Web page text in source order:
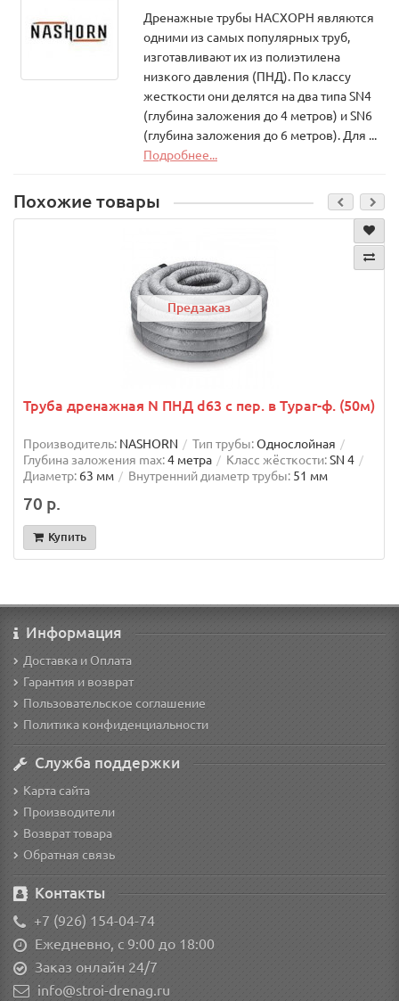
Дренажные трубы НАСХОРН являются
одними из самых популярных труб,
изготавливают их из полиэтилена
низкого давления (ПНД). По классу
жесткости они делятся на два типа SN4
(глубина заложения до 4 метров) и SN6
(глубина заложения до 6 метров). Для ...
Подробнее...
Похожие товары
Предзаказ
Труба дренажная N ПНД d63 с пер. в Typar-ф. (50м)
Производитель: NASHORN Тип трубы:Однослойная
Глубина заложения max:4 метра Класс жёсткости:SN 4
Диаметр: 63 мм Внутренний диаметр трубы: 51 мм
70 р.
Купить
Информация
Доставка и Оплата
Гарантия и возврат
Пользовательское соглашение
Политика конфиденциальности
Служба поддержки
Карта сайта
Производители
Возврат товара
Обратная связь
Контакты
+7 (926) 154-04-74
Ежедневно, с 9:00 до 18:00
Заказ онлайн 24/7
info@stroi-drenag.ru